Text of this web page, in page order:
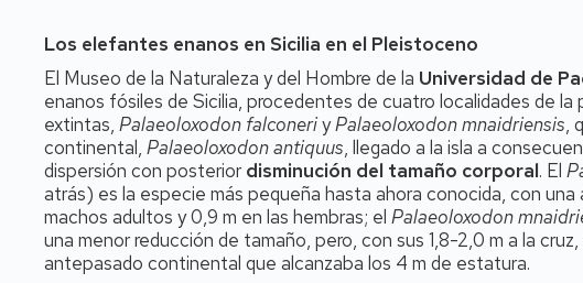
Los elefantes enanos en Sicilia en el Pleistoceno
El Museo de la Naturaleza y del Hombre de la Universidad de
enanos fósiles de Sicilia, procedentes de cuatro localidades de
extintas, Palaeoloxodon falconeriyPalaeoloxodon mnaidriensis,
continental, Palaeoloxodon antiquus, llegado a la isla a
dispersión con posterior disminución del tamaño corporal. El
atrás) es la especie más pequeña hasta ahora conocida, con una
machos adultos y 0,9 m en las hembras; el Palaeoloxodon
una menor reducción de tamaño, pero, con sus 1,8-2,0 m a la
antepasado continental que alcanzaba los 4 m de estatura.